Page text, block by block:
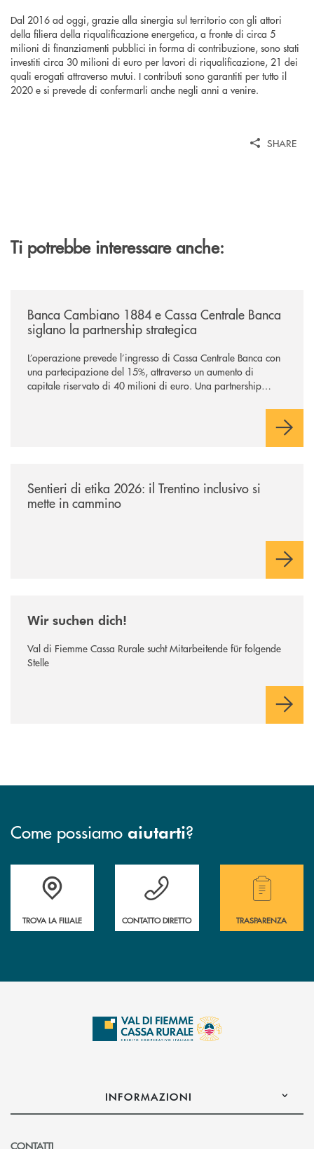
Dal 2016 ad oggi, grazie alla sinergia sul territorio con gli attori
della filiera della riqualificazione energetica, a fronte di circa 5
milioni di finanziamenti pubblici in forma di contribuzione, sono stati
investiti circa 30 milioni di euro per lavori di riqualificazione, 21 dei
quali erogati attraverso mutui. I contributi sono garantiti per tutto il
2020 e si prevede di confermarli anche negli anni a venire.
SHARE
Ti potrebbe interessare anche:
Banca Cambiano 1884 e Cassa Centrale Banca
siglano la partnership strategica
L’operazione prevede l’ingresso di Cassa Centrale Banca con
una partecipazione del 15%, attraverso un aumento di
capitale riservato di 40 milioni di euro. Una partnership
comuni e sulla prossimità ai territori, per ampliare l’offerta e
Sentieri di etika 2026: il Trentino inclusivo si
mette in cammino
Wir suchen dich!
Val di Fiemme Cassa Rurale sucht Mitarbeitende für folgende
Stelle
Come possiamo aiutarti?
Accedi all' elenco completo delle filiali della Cassa Rurale.
TROVA LA FILIALE
Hai bisogno di assistenza immediata?
CONTATTO DIRETTO
Hai bisogno di
TRASPARENZA
INFORMAZIONI
CONTATTI